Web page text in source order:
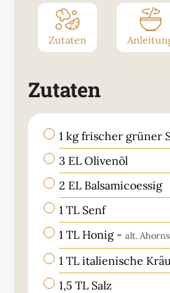
Zutaten
Zutaten
▢1 kg frischer grüner
▢
3 EL Olivenöl
▢
2 EL Balsamicoessig
▢1 TL Senf
▢1 TL Honig - alt.
▢1 TL italienische
▢1,5 TL Salz